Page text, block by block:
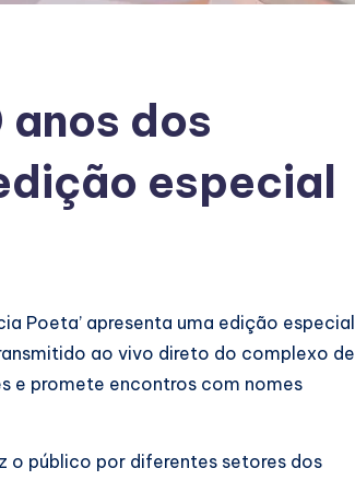
anos dos
especial
Poeta’ apresenta uma edição especial
ao vivo direto do complexo de
e promete encontros com nomes
o público por diferentes setores dos